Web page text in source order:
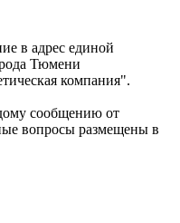
в адрес единой
Тюмени
компания".
сообщению от
вопросы размещены в